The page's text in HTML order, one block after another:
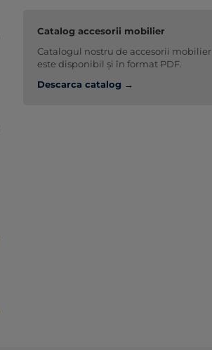
Catalog accesorii mobilier
Catalogul nostru de accesorii mobilier
este disponibil și în format PDF.
Descarca catalog →